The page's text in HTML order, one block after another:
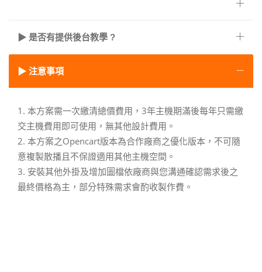
▶ 是否有提供後台教學 ?
▶ 注意事項
1. 本方案需一次繳清總價費用，3年主機期滿後每年只需繳
交主機費用即可使用，無其他設計費用。
2. 本方案之Opencart版本為合作廠商之優化版本，不可隨
意複製散播且不保證適用其他主機空間。
3. 安裝其他外掛及增加圖檔依廠商與您溝通確認需求後之
最終價格為主，部分特殊需求會酌收製作費。